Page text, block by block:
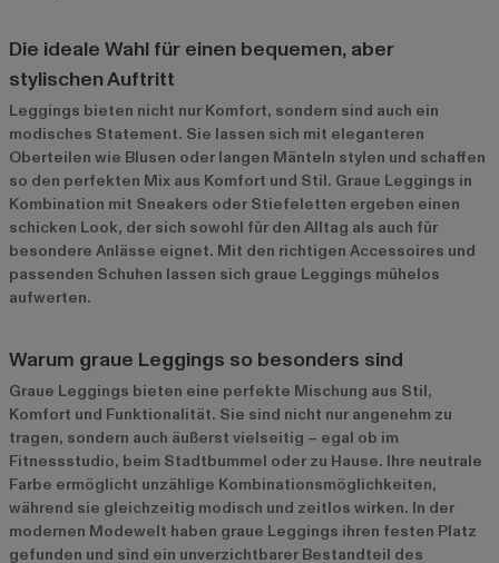
Die ideale Wahl für einen bequemen, aber
stylischen Auftritt
Leggings bieten nicht nur Komfort, sondern sind auch ein
modisches Statement. Sie lassen sich mit eleganteren
Oberteilen wie Blusen oder langen Mänteln stylen und schaffen
so den perfekten Mix aus Komfort und Stil. Graue Leggings in
Kombination mit Sneakers oder Stiefeletten ergeben einen
schicken Look, der sich sowohl für den Alltag als auch für
besondere Anlässe eignet. Mit den richtigen Accessoires und
passenden Schuhen lassen sich graue Leggings mühelos
aufwerten.
Warum graue Leggings so besonders sind
Graue Leggings bieten eine perfekte Mischung aus Stil,
Komfort und Funktionalität. Sie sind nicht nur angenehm zu
tragen, sondern auch äußerst vielseitig – egal ob im
Fitnessstudio, beim Stadtbummel oder zu Hause. Ihre neutrale
Farbe ermöglicht unzählige Kombinationsmöglichkeiten,
während sie gleichzeitig modisch und zeitlos wirken. In der
modernen Modewelt haben graue Leggings ihren festen Platz
gefunden und sind ein unverzichtbarer Bestandteil des